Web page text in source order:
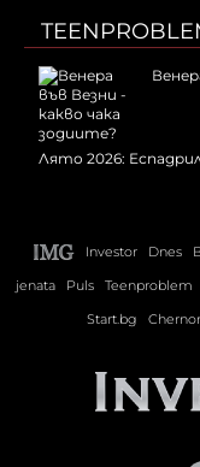
Лято 2026:
Investor Dnes
jenata
Puls Teenproblem
Start.bg